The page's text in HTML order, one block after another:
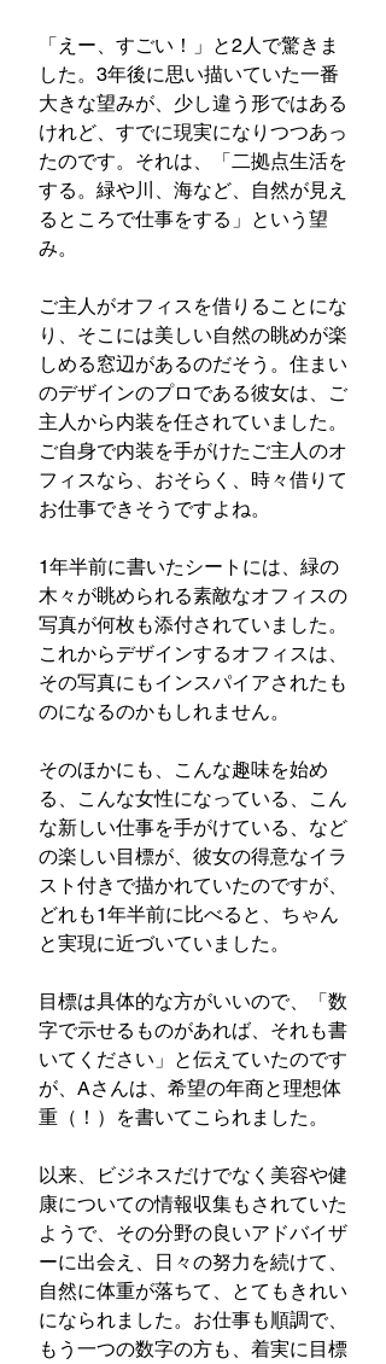
「えー、すごい！」と2人で驚きま
した。3年後に思い描いていた一番
大きな望みが、少し違う形ではある
けれど、すでに現実になりつつあっ
たのです。それは、「二拠点生活を
する。緑や川、海など、自然が見え
るところで仕事をする」という望
み。
ご主人がオフィスを借りることにな
り、そこには美しい自然の眺めが楽
しめる窓辺があるのだそう。住まい
のデザインのプロである彼女は、ご
主人から内装を任されていました。
ご自身で内装を手がけたご主人のオ
フィスなら、おそらく、時々借りて
お仕事できそうですよね。
1年半前に書いたシートには、緑の
木々が眺められる素敵なオフィスの
写真が何枚も添付されていました。
これからデザインするオフィスは、
その写真にもインスパイアされたも
のになるのかもしれません。
そのほかにも、こんな趣味を始め
る、こんな女性になっている、こん
な新しい仕事を手がけている、など
の楽しい目標が、彼女の得意なイラ
スト付きで描かれていたのですが、
どれも1年半前に比べると、ちゃん
と実現に近づいていました。
目標は具体的な方がいいので、「数
字で示せるものがあれば、それも書
いてください」と伝えていたのです
が、Aさんは、希望の年商と理想体
重（！）を書いてこられました。
以来、ビジネスだけでなく美容や健
康についての情報収集もされていた
ようで、その分野の良いアドバイザ
ーに出会え、日々の努力を続けて、
自然に体重が落ちて、とてもきれい
になられました。お仕事も順調で、
もう一つの数字の方も、着実に目標